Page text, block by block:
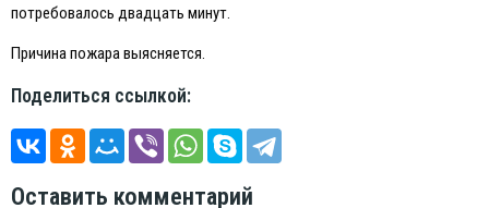
потребовалось двадцать минут.
Причина пожара выясняется.
Поделиться ссылкой:
Оставить комментарий